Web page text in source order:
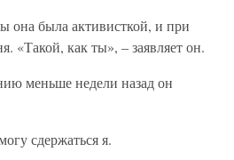
она была активисткой, и при
«Такой, как ты», – заявляет он.
меньше недели назад он
сдержаться я.